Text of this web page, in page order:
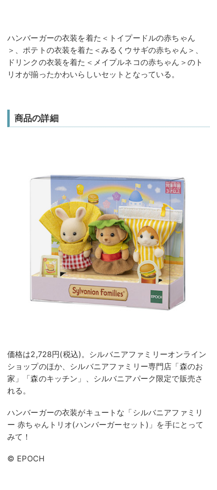
ハンバーガーの衣装を着た＜トイプードルの赤ちゃん
＞、ポテトの衣装を着た＜みるくウサギの赤ちゃん＞、
ドリンクの衣装を着た＜メイプルネコの赤ちゃん＞のト
リオが揃ったかわいらしいセットとなっている。
商品の詳細
価格は2,728円(税込)。シルバニアファミリーオンライン
ショップのほか、シルバニアファミリー専門店「森のお
家」「森のキッチン」、シルバニアパーク限定で販売さ
れる。
ハンバーガーの衣装がキュートな「シルバニアファミリ
ー 赤ちゃんトリオ(ハンバーガーセット)」を手にとって
みて！
© EPOCH